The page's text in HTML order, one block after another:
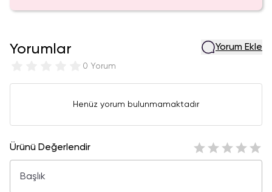
Yorumlar
0 Yorum
Yorum Ekle
Henüz yorum bulunmamaktadır
Ürünü Değerlendir